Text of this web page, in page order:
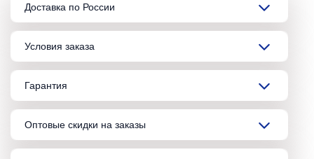
Доставка по России
Условия заказа
Гарантия
Оптовые скидки на заказы